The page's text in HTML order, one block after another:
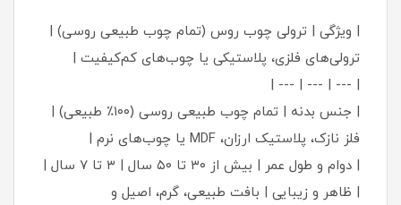
| ویژگی | ترولی چوب روس (تمام چوب طبیعی روسی) |
ترولی‌های فلزی، پلاستیکی یا چوب‌های کم‌کیفیت |
| --- | --- | --- |
| جنس بدنه | تمام چوب طبیعی روسی (۱۰۰٪ طبیعی) |
فلز نازک، پلاستیک ارزان، MDF یا چوب‌های نرم |
| دوام و طول عمر | بیش از ۳۰ تا ۵۰ سال | ۳ تا ۷ سال |
| ظاهر و زیبایی | بافت طبیعی، گرم، اصیل و